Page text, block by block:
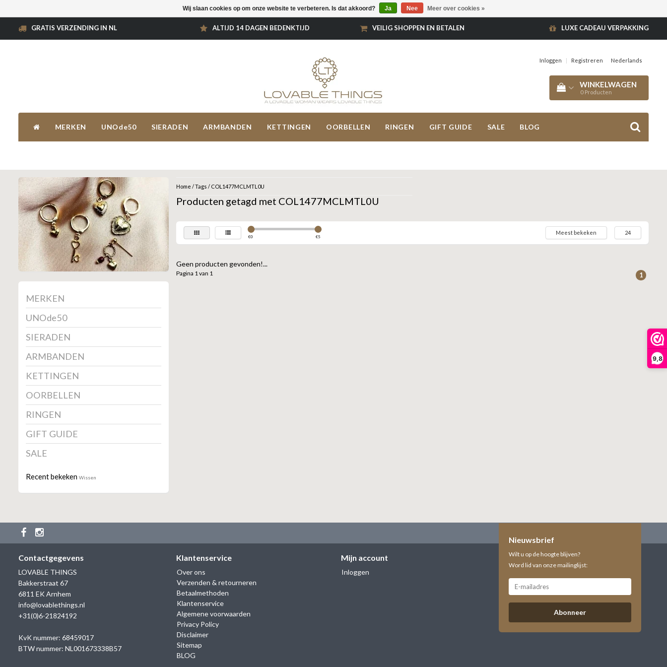
9,8
GRATIS VERZENDING IN NL ALTIJD 14 DAGEN BEDENKTIJD VEILIG SHOPPEN EN BETALEN LUXE CADEAU VERPAKKING
Inloggen | Registreren Nederlands
WINKELWAGEN
0 Producten
MERKEN UNOde50 SIERADEN ARMBANDEN KETTINGEN OORBELLEN RINGEN GIFT GUIDE SALE BLOG
MERKEN
UNOde50
SIERADEN
ARMBANDEN
KETTINGEN
OORBELLEN
RINGEN
GIFT GUIDE
SALE
Recent bekeken Wissen
Home /Tags / COL1477MCLMTL0U
Producten getagd met COL1477MCLMTL0U
€0 €5
Meest bekeken 24
Geen producten gevonden!...
Pagina 1 van 1 1
Contactgegevens
LOVABLE THINGS
Bakkerstraat 67
6811 EK Arnhem
info@lovablethings.nl
+31(0)6-21824192
KvK nummer: 68459017
BTW nummer: NL001673338B57
Klantenservice
Over ons
Verzenden & retourneren
Betaalmethoden
Klantenservice
Algemene voorwaarden
Privacy Policy
Disclaimer
Sitemap
BLOG
Mijn account
Inloggen
Nieuwsbrief
Wilt u op de hoogte blijven?
Word lid van onze mailinglijst:
Abonneer
Wij slaan cookies op om onze website te verbeteren. Is dat akkoord? Ja Nee Meer over cookies »